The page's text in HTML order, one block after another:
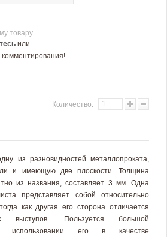
товару.
или
комментирования!
Количество:
из разновидностей металлопроката,
и имеющую две плоскости. Толщина
из названия, составляет 3 мм. Одна
представляет собой относительно
как другая его сторона отличается
выступов. Пользуется большой
использовании его в качестве